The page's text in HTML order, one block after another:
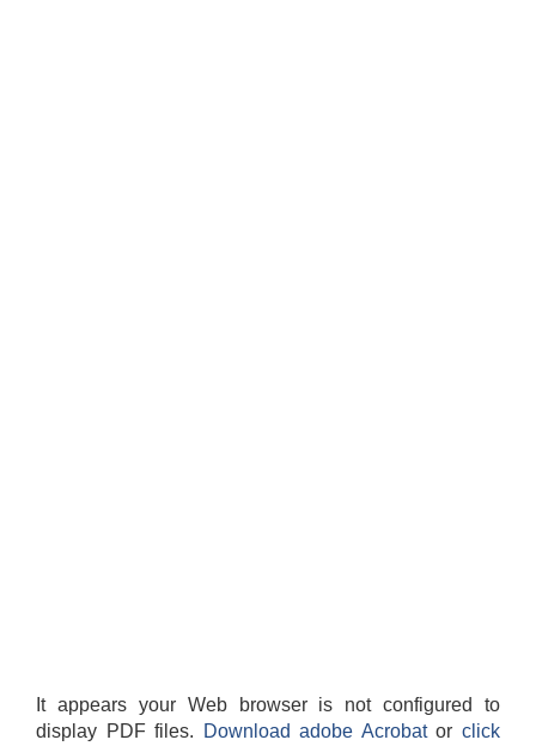
It appears your Web browser is not configured to
display PDF files.
Download adobe Acrobatorclick